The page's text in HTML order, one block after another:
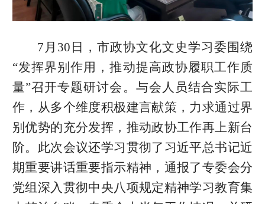
7月30日，市政协文化文史学习委围绕
“发挥界别作用，推动提高政协履职工作质
量”召开专题研讨会。与会人员结合实际工
作，从多个维度积极建言献策，力求通过界
别优势的充分发挥，推动政协工作再上新台
阶。此次会议还学习贯彻了习近平总书记近
期重要讲话重要指示精神，通报了专委会分
党组深入贯彻中央八项规定精神学习教育集